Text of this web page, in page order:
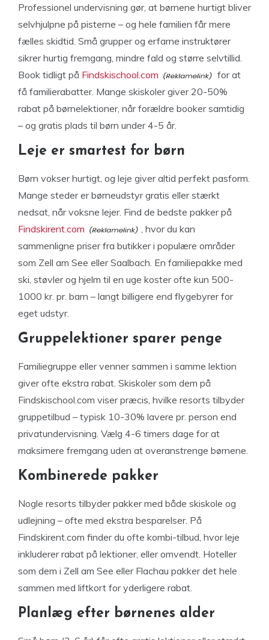
Professionel undervisning gør, at børnene hurtigt bliver
selvhjulpne på pisterne – og hele familien får mere
fælles skidtid. Små grupper og erfarne instruktører
sikrer hurtig fremgang, mindre fald og større selvtillid.
Book tidligt på Findskischool.com
for at
få familierabatter. Mange skiskoler giver 20-50%
rabat på børnelektioner, når forældre booker samtidig
– og gratis plads til børn under 4-5 år.
Leje er smartest for børn
Børn vokser hurtigt, og leje giver altid perfekt pasform.
Mange steder er børneudstyr gratis eller stærkt
nedsat, når voksne lejer. Find de bedste pakker på
Findskirent.com
, hvor du kan
sammenligne priser fra butikker i populære områder
som Zell am See eller Saalbach. En familiepakke med
ski, støvler og hjelm til en uge koster ofte kun 500-
1000 kr. pr. barn – langt billigere end flygebyrer for
eget udstyr.
Gruppelektioner sparer penge
Familiegruppe eller venner sammen i samme lektion
giver ofte ekstra rabat. Skiskoler som dem på
Findskischool.com viser præcis, hvilke resorts tilbyder
gruppetilbud – typisk 10-30% lavere pr. person end
privatundervisning. Vælg 4-6 timers dage for at
maksimere fremgang uden at overanstrenge børnene.
Kombinerede pakker
Nogle resorts tilbyder pakker med både skiskole og
udlejning – ofte med ekstra besparelser. På
Findskirent.com finder du ofte kombi-tilbud, hvor leje
inkluderer rabat på lektioner, eller omvendt. Hoteller
som dem i Zell am See eller Flachau pakker det hele
sammen med liftkort for yderligere rabat.
Planlæg efter børnenes alder